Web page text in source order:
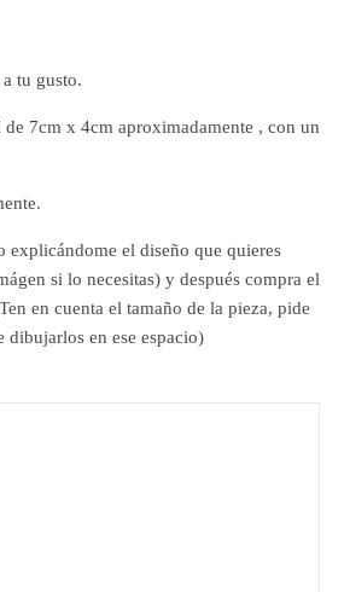
tu gusto.
de 7cm x 4cm aproximadamente , con un
explicándome el diseño que quieres
si lo necesitas) y después compra el
en cuenta el tamaño de la pieza, pide
dibujarlos en ese espacio)